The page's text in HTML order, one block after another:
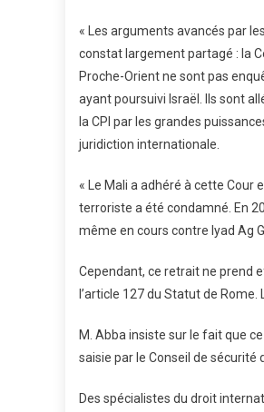
« Les arguments avancés par
constat largement partagé : la
Proche-Orient ne sont pas
ayant poursuivi Israël. Ils sont
la CPI par les grandes
juridiction internationale.
« Le Mali a adhéré à cette Cour
terroriste a été condamné. En
même en cours contre Iyad Ag
Cependant, ce retrait ne prend
l’article 127 du Statut de
M. Abba insiste sur le fait que
saisie par le Conseil de sécurité
Des spécialistes du droit